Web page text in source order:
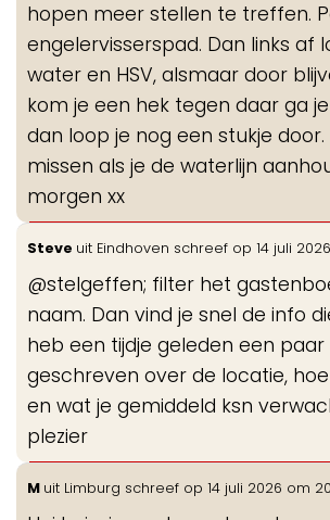
hopen meer stellen te treffen.
engelervisserspad. Dan links af
water en HSV, alsmaar door
kom je een hek tegen daar ga
dan loop je nog een stukje door.
missen als je de waterlijn
morgen xx
Steve uit Eindhoven schreef op 14 juli 2026
@stelgeffen; filter het
naam. Dan vind je snel de info
heb een tijdje geleden een
geschreven over de locatie,
en wat je gemiddeld ksn
plezier
M uit Limburg schreef op 14 juli 2026 om